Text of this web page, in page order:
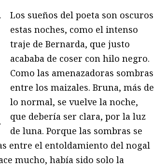
Los sueños del poeta son oscuros
estas noches, como el intenso
traje de Bernarda, que justo
acababa de coser con hilo negro.
Como las amenazadoras sombras
entre los maizales. Bruna, más de
lo normal, se vuelve la noche,
que debería ser clara, por la luz
de luna. Porque las sombras se
entre el entoldamiento del nogal
mucho, había sido solo la